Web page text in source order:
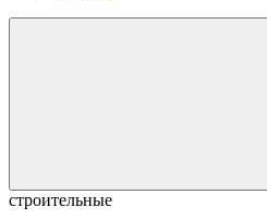
строительные